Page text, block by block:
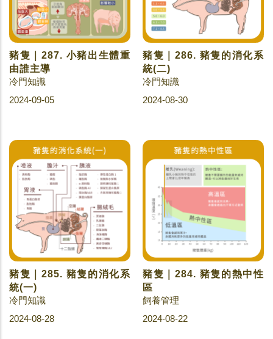
豬隻｜287. 小豬出生體重
由誰主導
冷門知識
2024-09-05
豬隻｜286. 豬隻的消化系
統(二)
冷門知識
2024-08-30
豬隻｜285. 豬隻的消化系
統(一)
冷門知識
2024-08-28
豬隻｜284. 豬隻的熱中性
區
飼養管理
2024-08-22